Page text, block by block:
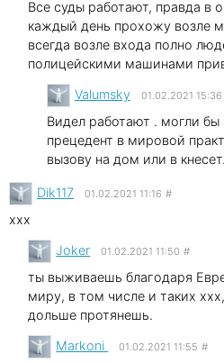
Все суды работают, правда в
каждый день прохожу возле
всегда возле входа полно
полицейскими машинами
Valumsky 01.02.2021 15:36
Видел работают . могли бы
прецедент в мировой
вызову на дом или в кнесет.
Dik117 01.02.2021 11:16 #
xxx
Joker 01.02.2021 11:50 #
ты выживаешь благодаря
миру, в том числе и таких
дольше протянешь.
Markoni 01.02.2021 11:55 #